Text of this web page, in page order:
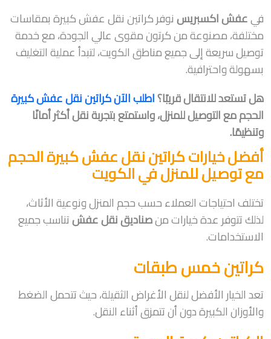
فيعفش اكسبريسنوفر كراتين نقل عفش كبيرة بمقاسات
مختلفة، مصنوعة من كرتون مقوى عالي الجودة، مع خدمة
توصيل سريعة إلى جميع مناطق الكويت، لتبدأ عملية التغليف
بسهولة واحترافية.
هل تستعد للانتقال قريبًا؟اطلب الآن كراتين نقل عفش كبيرة
الحجم مع التوصيل للمنزل، واستمتع بتجربة نقل أكثر أمانًا
وتنظيمًا.
أفضل خيارات كراتين نقل عفش كبيرة الحجم
مع توصيل للمنزل في الكويت
تختلف احتياجات العملاء حسب حجم المنزل ونوعية الأثاث،
لذلك تتوفر عدة خيارات منصناديق نقل عفشتناسب جميع
الاستخدامات.
كراتين خمس طبقات
تعد الخيار الأفضل لنقل الأغراض الثقيلة، حيث تتحمل الضغط
والأوزان الكبيرة دون أن تتمزق أثناء النقل.